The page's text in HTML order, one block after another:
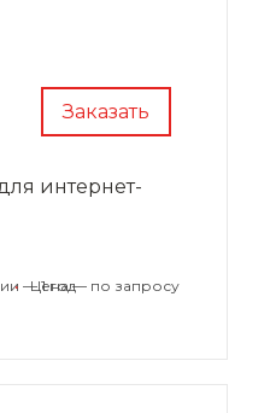
Заказать
интернет-
— 1 год
• Цена — по запросу